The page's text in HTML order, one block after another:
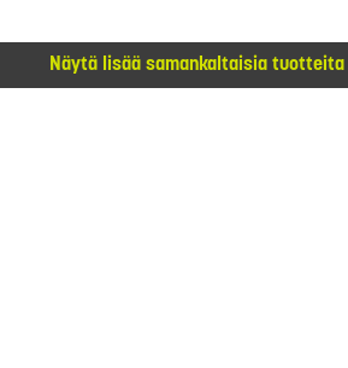
Näytä lisää samankaltaisia tuotteita